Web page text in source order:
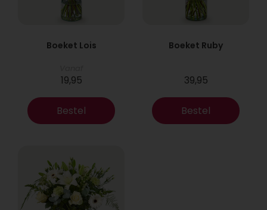
Boeket Lois
19,95
Bestel
Boeket Ruby
39,95
Bestel